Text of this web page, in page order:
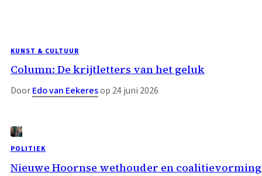
KUNST & CULTUUR
Column: De krijtletters van het geluk
DoorEdo van Eekeresop 24 juni 2026
POLITIEK
Nieuwe Hoornse wethouder en